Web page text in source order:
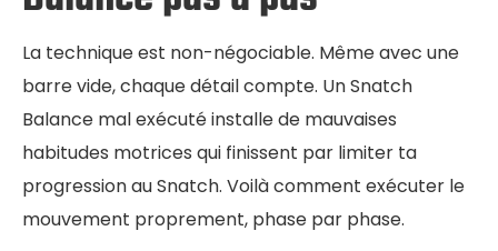
La technique est non-négociable. Même avec une
barre vide, chaque détail compte. Un Snatch
Balance mal exécuté installe de mauvaises
habitudes motrices qui finissent par limiter ta
progression au Snatch. Voilà comment exécuter le
mouvement proprement, phase par phase.